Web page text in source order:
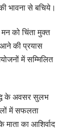
भावना से बचिये।
मन को चिंता मुक्त
की प्रयास
में सम्मिलित
के अवसर सुलभ
में सफलता
का आशिर्वाद